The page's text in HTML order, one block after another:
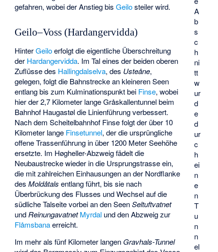
A
b
s
c
h
ni
tt
w
ur
d
e
d
ur
c
h
ei
n
e
n
T
u
n
n
el
gefahren, wobei der Anstieg bisGeilosteiler wird.
Geilo–Voss (Hardangervidda)
HinterGeiloerfolgt die eigentliche Überschreitung
der Hardangervidda. Im Tal eines der beiden oberen
Zuflüsse des Hallingdalselva, des Usteåne,
gelegen, folgt die Bahnstrecke an kleineren Seen
entlang bis zum Kulminationspunkt bei Finse, wobei
hier der 2,7 Kilometer lange Gråskallentunnel beim
Bahnhof Haugastøl die Linienführung verbessert.
Nach dem Scheitelbahnhof Finse folgt der über 10
Kilometer lange Finsetunnel, der die ursprüngliche
offene Trassenführung in über 1200 Meter Seehöhe
ersetzte. Im Høgheller-Abzweig fädelt die
Neubaustrecke wieder in die Ursprungstrasse ein,
die mit zahlreichen Einhausungen an der Nordflanke
desMoldåtals entlang führt, bis sie nach
Überbrückung des Flusses und Wechsel auf die
südliche Talseite vorbei an den SeenSeltuftvatnet
und Reinungavatnet Myrdal und den Abzweig zur
Flåmsbanaerreicht.
Im mehr als fünf Kilometer langen Gravhals-Tunnel